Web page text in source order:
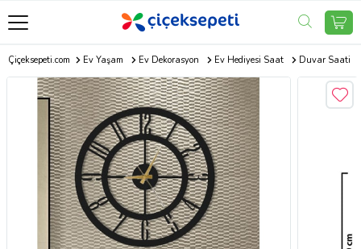
Çiçeksepeti.com Ev Yaşam Ev Dekorasyon Ev Hediyesi Saat Duvar Saati